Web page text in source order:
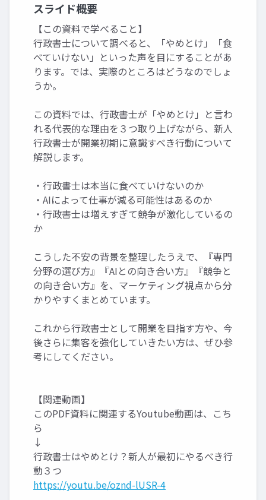
スライド概要
【この資料で学べること】
行政書士について調べると、「やめとけ」「食
べていけない」といった声を目にすることがあ
ります。では、実際のところはどうなのでしょ
うか。
この資料では、行政書士が「やめとけ」と言わ
れる代表的な理由を３つ取り上げながら、新人
行政書士が開業初期に意識すべき行動について
解説します。
・行政書士は本当に食べていけないのか
・AIによって仕事が減る可能性はあるのか
・行政書士は増えすぎて競争が激化しているの
か
こうした不安の背景を整理したうえで、『専門
分野の選び方』『AIとの向き合い方』『競争と
の向き合い方』を、マーケティング視点から分
かりやすくまとめています。
これから行政書士として開業を目指す方や、今
後さらに集客を強化していきたい方は、ぜひ参
考にしてください。
【関連動画】
このPDF資料に関連するYoutube動画は、こち
ら
↓
行政書士はやめとけ？新人が最初にやるべき行
動３つ
https://youtu.be/oznd-lUSR-4